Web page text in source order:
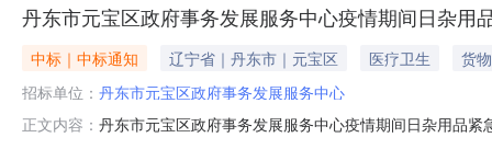
丹东市元宝区政府事务发展服务中心疫情期间日杂用
中标｜中标通知 辽宁省｜丹东市｜元宝区 医疗卫生
货物
招标单位： 丹东市元宝区政府事务发展服务中心
正文内容： 丹东市元宝区政府事务发展服务中心疫情期间日杂用品